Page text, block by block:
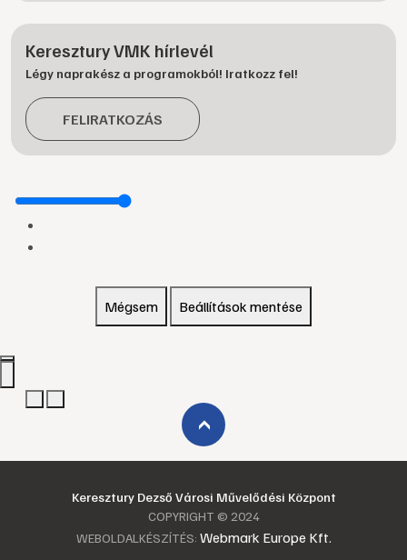
Keresztury VMK hírlevél
Légy naprakész a programokból! Iratkozz fel!
FELIRATKOZÁS
Mégsem Beállítások mentése
›
Keresztury Dezső Városi Művelődési Központ
COPYRIGHT © 2024
WEBOLDALKÉSZÍTÉS: Webmark Europe Kft.